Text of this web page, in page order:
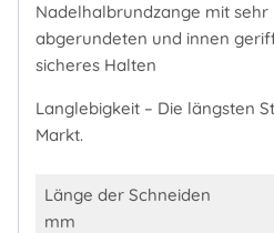
Nadelhalbrundzange mit sehr
abgerundeten und innen
sicheres Halten
Langlebigkeit – Die längsten
Markt.
Länge der Schneiden
mm